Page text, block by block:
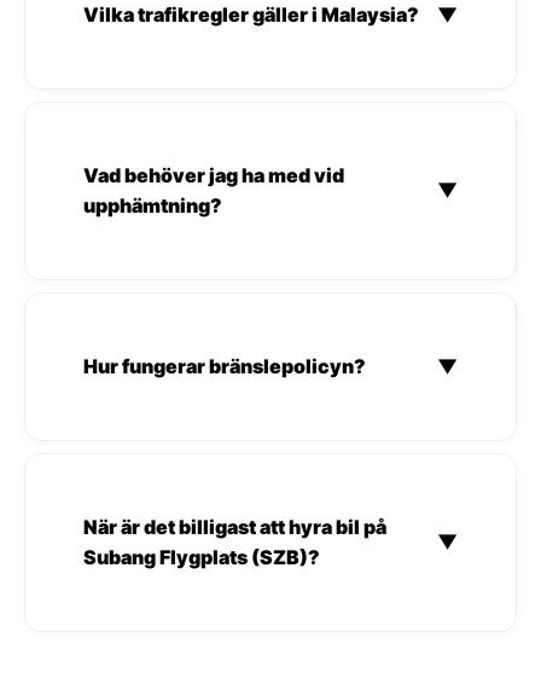
Vilka trafikregler gäller i Malaysia? ▼
Vad behöver jag ha med vid
upphämtning?
▼
Hur fungerar bränslepolicyn? ▼
När är det billigast att hyra bil på
Subang Flygplats (SZB)?
▼